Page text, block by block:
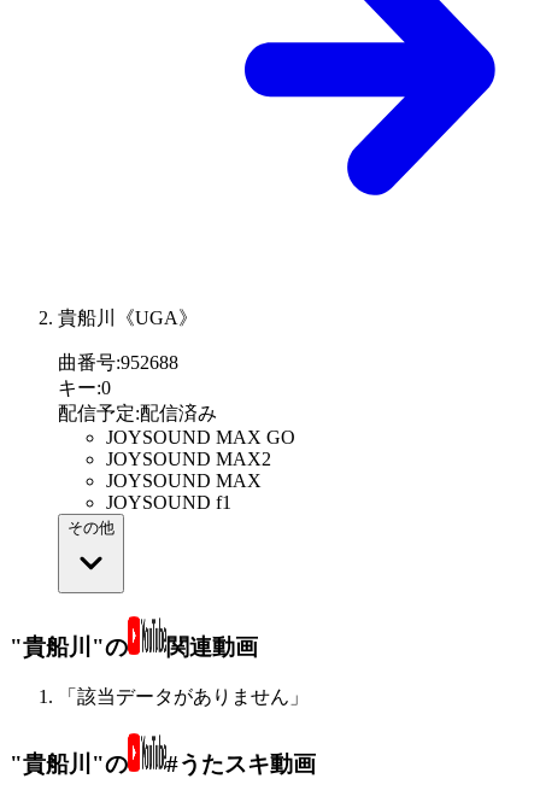
貴船川《UGA》
曲番号:952688
キー:0
配信予定:配信済み
JOYSOUND MAX GO
JOYSOUND MAX2
JOYSOUND MAX
JOYSOUND f1
その他
"貴船川"の 関連動画
「該当データがありません」
"貴船川"の #うたスキ動画